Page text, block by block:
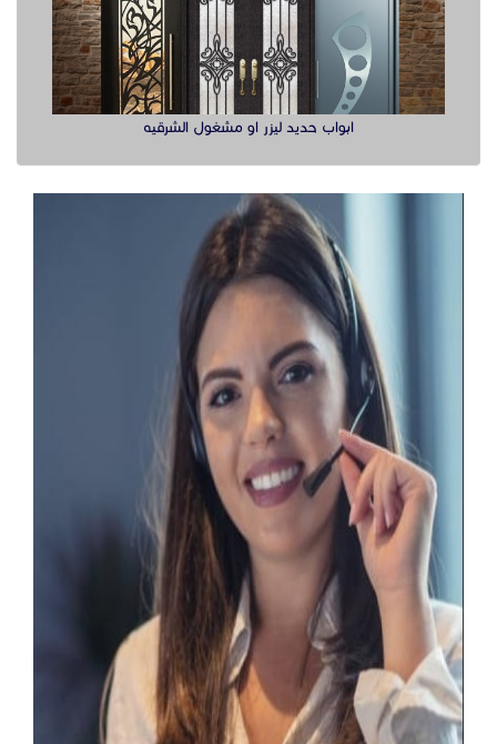
ابواب حديد ليزر او مشغول الشرقيه